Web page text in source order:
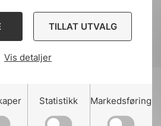
TILLAT UTVALG
Vis detaljer
Statistikk Markedsføring